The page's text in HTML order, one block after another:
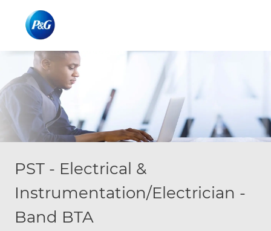
PST - Electrical &
Instrumentation/Electrician -
Band BTA